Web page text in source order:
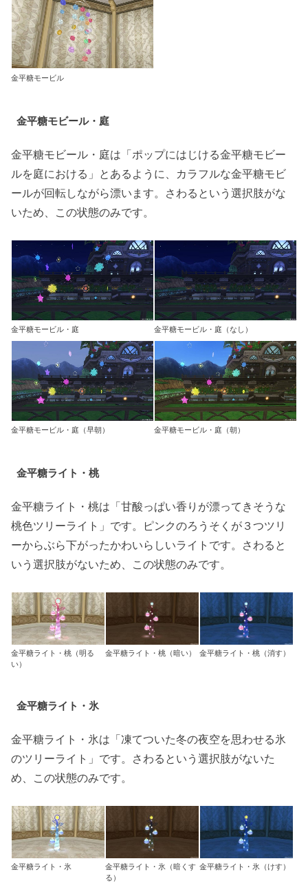
金平糖モービル
金平糖モビール・庭
金平糖モビール・庭は「ポップにはじける金平糖モビー
ルを庭における」とあるように、カラフルな金平糖モビ
ールが回転しながら漂います。さわるという選択肢がな
いため、この状態のみです。
金平糖モービル・庭 金平糖モービル・庭（なし）
金平糖モービル・庭（早朝） 金平糖モービル・庭（朝）
金平糖ライト・桃
金平糖ライト・桃は「甘酸っぱい香りが漂ってきそうな
桃色ツリーライト」です。ピンクのろうそくが３つツリ
ーからぶら下がったかわいらしいライトです。さわると
いう選択肢がないため、この状態のみです。
金平糖ライト・桃（明る
い）
金平糖ライト・桃（暗い） 金平糖ライト・桃（消す）
金平糖ライト・氷
金平糖ライト・氷は「凍てついた冬の夜空を思わせる氷
のツリーライト」です。さわるという選択肢がないた
め、この状態のみです。
金平糖ライト・氷
金平糖ライト・氷（暗くす
る）
金平糖ライト・氷（けす）